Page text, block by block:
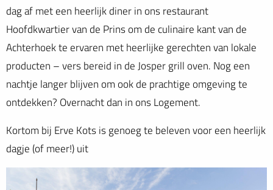
dag af met een heerlijk diner in ons restaurant
Hoofdkwartier van de Prins om de culinaire kant van de
Achterhoek te ervaren met heerlijke gerechten van lokale
producten – vers bereid in de Josper grill oven. Nog een
nachtje langer blijven om ook de prachtige omgeving te
ontdekken? Overnacht dan in ons Logement.
Kortom bij Erve Kots is genoeg te beleven voor een heerlijk
dagje (of meer!) uit